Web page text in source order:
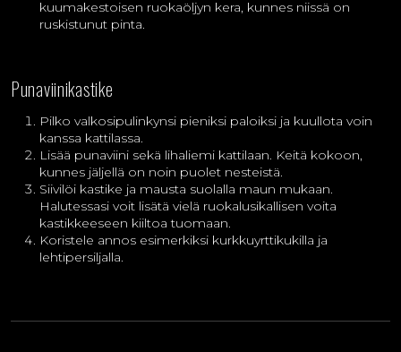
kuumakestoisen ruokaöljyn kera, kunnes niissä on
ruskistunut pinta.
Punaviinikastike
Pilko valkosipulinkynsi pieniksi paloiksi ja kuullota voin
kanssa kattilassa.
Lisää punaviini sekä lihaliemi kattilaan. Keitä kokoon,
kunnes jäljellä on noin puolet nesteistä.
Siivilöi kastike ja mausta suolalla maun mukaan.
Halutessasi voit lisätä vielä ruokalusikallisen voita
kastikkeeseen kiiltoa tuomaan.
Koristele annos esimerkiksi kurkkuyrttikukilla ja
lehtipersiljalla.